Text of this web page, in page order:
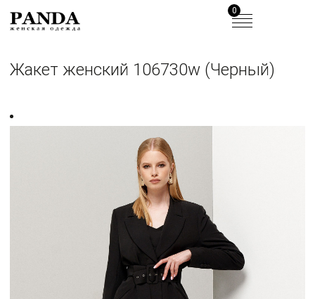
0
Жакет женский 106730w (Черный)